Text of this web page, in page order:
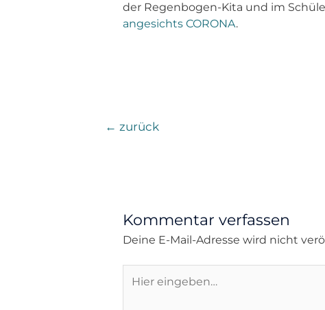
der Regenbogen-Kita und im
angesichts CORONA.
← zurück
Kommentar verfassen
Deine E-Mail-Adresse wird nicht